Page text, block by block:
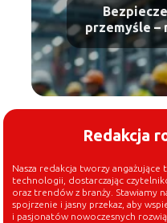
przemyśle –
w
Redakcja
Nasza redakcja tworzy angażujące
technologii, dostarczając
oraz trendów z branży. Stawiamy
spojrzenie i jasny przekaz, aby
i pasjonatów nowoczesnych